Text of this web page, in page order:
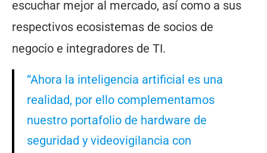
escuchar mejor al mercado, así como a sus
respectivos ecosistemas de socios de
negocio e integradores de TI.
“Ahora la inteligencia artificial es una
realidad, por ello complementamos
nuestro portafolio de hardware de
seguridad y videovigilancia con